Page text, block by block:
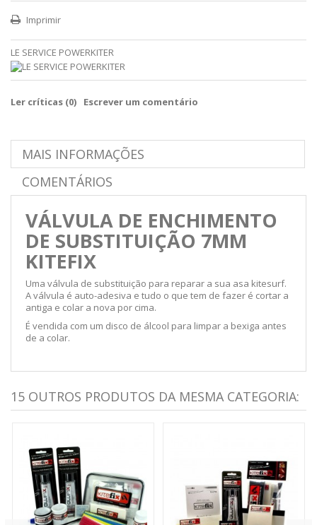
Imprimir
LE SERVICE POWERKITER
Ler críticas (0) Escrever um comentário
MAIS INFORMAÇÕES
COMENTÁRIOS
VÁLVULA DE ENCHIMENTO
DE SUBSTITUIÇÃO 7MM
KITEFIX
Uma válvula de substituição para reparar a sua asa kitesurf.
A válvula é auto-adesiva e tudo o que tem de fazer é cortar a
antiga e colar a nova por cima.
É vendida com um disco de álcool para limpar a bexiga antes
de a colar.
15 OUTROS PRODUTOS DA MESMA CATEGORIA: